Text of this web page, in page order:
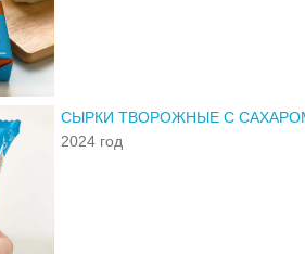
СЫРКИ ТВОРОЖНЫЕ С
2024 год